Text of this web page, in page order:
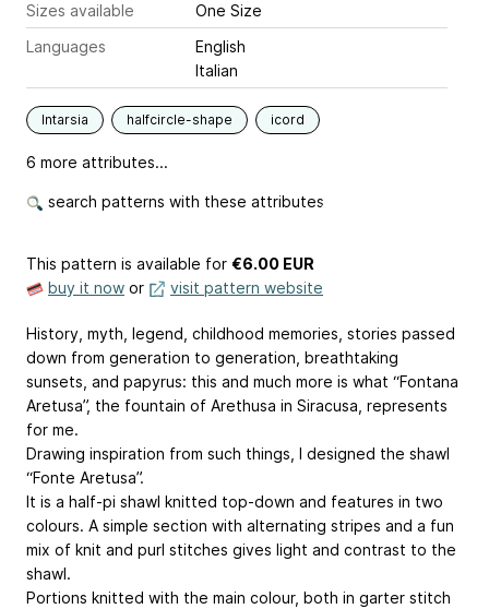
Sizes available
One Size
Languages
English
Italian
Intarsia halfcircle-shape icord
6 more attributes...
search patterns with these attributes
This pattern is available for €6.00 EUR
buy it now or visit pattern website
History, myth, legend, childhood memories, stories passed
down from generation to generation, breathtaking
sunsets, and papyrus: this and much more is what “Fontana
Aretusa”, the fountain of Arethusa in Siracusa, represents
for me.
Drawing inspiration from such things, I designed the shawl
“Fonte Aretusa”.
It is a half-pi shawl knitted top-down and features in two
colours. A simple section with alternating stripes and a fun
mix of knit and purl stitches gives light and contrast to the
shawl.
Portions knitted with the main colour, both in garter stitch